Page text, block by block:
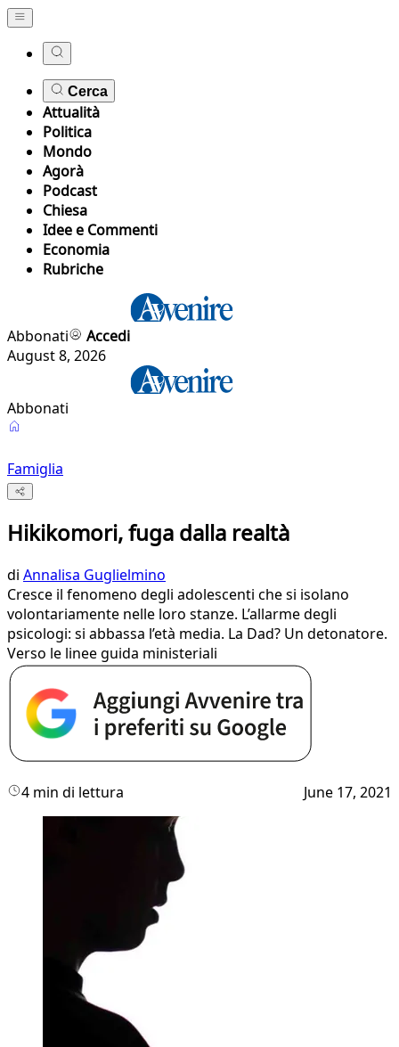
Cerca
Attualità
Politica
Mondo
Agorà
Podcast
Chiesa
Idee e Commenti
Economia
Rubriche
Abbonati
Accedi
August 8, 2026
Abbonati
Famiglia
Hikikomori, fuga dalla realtà
di Annalisa Guglielmino
Cresce il fenomeno degli adolescenti che si isolano
volontariamente nelle loro stanze. L’allarme degli
psicologi: si abbassa l’età media. La Dad? Un detonatore.
Verso le linee guida ministeriali
4 min di lettura June 17, 2021